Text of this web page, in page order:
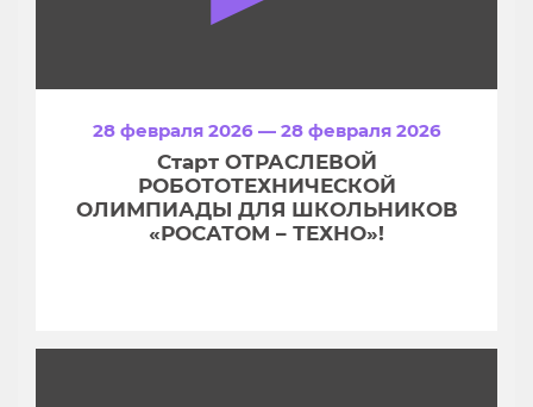
28 февраля 2026 — 28 февраля 2026
Старт ОТРАСЛЕВОЙ
РОБОТОТЕХНИЧЕСКОЙ
ОЛИМПИАДЫ ДЛЯ ШКОЛЬНИКОВ
«РОСАТОМ – ТЕХНО»!